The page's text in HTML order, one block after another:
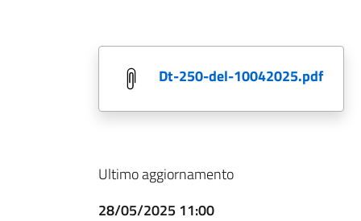
dt-250-del-10042025.pdf
Ultimo aggiornamento
28/05/2025 11:00